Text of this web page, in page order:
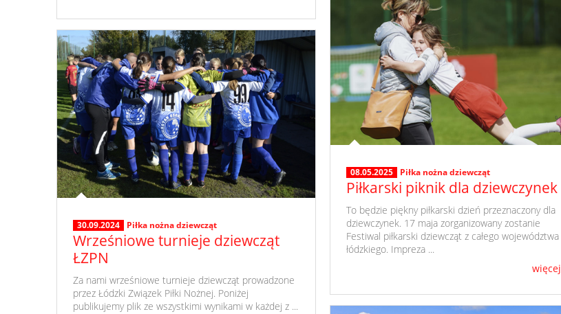
08.05.2025 Piłka nożna dziewcząt
Piłkarski piknik dla dziewczynek
​ To będzie piękny piłkarski dzień przeznaczony dla
dziewczynek. 17 maja zorganizowany zostanie
Festiwal piłkarski dziewcząt z całego województwa
łódzkiego. Impreza ...
więcej
30.09.2024 Piłka nożna dziewcząt
Wrześniowe turnieje dziewcząt
ŁZPN
​ Za nami wrześniowe turnieje dziewcząt prowadzone
przez Łódzki Związek Piłki Nożnej. Poniżej
publikujemy plik ze wszystkimi wynikami w każdej z ...